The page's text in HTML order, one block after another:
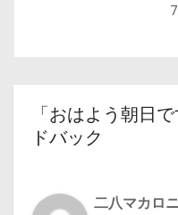
「おはよう朝日
ドバック
二八マカロニ